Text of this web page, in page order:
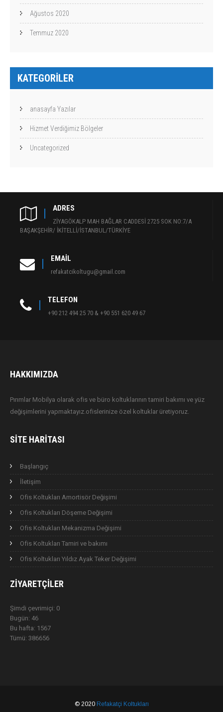
Ağustos 2020
Temmuz 2020
KATEGORILER
anasayfa Yazılar
Hizmet Verdiğimiz Bölgeler
Uncategorized
ADRES
ZİYAGÖKALP MAH BAĞLAR CADDESİ 2725 SOK NO:7/A
BAŞAKŞEHİR/ İKİTELLİ/İSTANBUL/TÜRKİYE
EMAIL
refakatcikoltugu@gmail.com
TELEFON
+90 212 494 25 70 & +90 551 620 49 67
HAKKIMIZDA
Pırımlar Mobilya olarak ofis ve büro koltuklarının tamiri bakımı ve yüz
değişimlerini yapmaktayız.ofislerinize özel koltuklar üretiyoruz.
SITE HARITASI
Başlangıç
İletişim
Ofis Koltukları Amortisör Değişimi
Ofis Koltukları Döşeme Değişimi
Ofis Koltukları Mekanizma Değişimi
Ofis Koltukları Tamiri ve bakımı
Ofis Koltukları Yıldız Ayak Teker Değişimi
ZIYARETÇILER
Şimdi çevrimiçi: 0
Bugün: 46
Bu hafta: 1567
Tümü: 386656
© 2020 Refakatçi Koltukları